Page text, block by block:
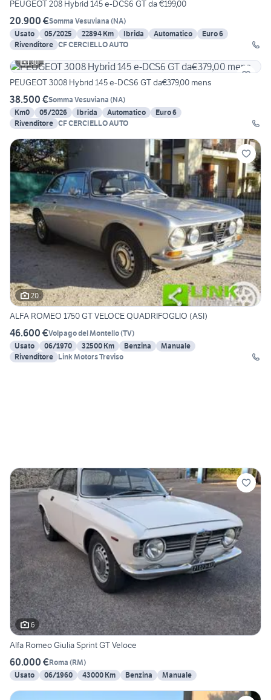
PEUGEOT 208 Hybrid 145 e-DCS6 GT da €199,00
20.900 €Somma Vesuviana (NA)
Usato
05/2025 22894 Km Ibrida Automatico
Euro 6
Rivenditore CF CERCIELLO AUTO
30
PEUGEOT 3008 Hybrid 145 e-DCS6 GT da€379,00 mens
38.500 €Somma Vesuviana (NA)
Km0
05/2026 Ibrida Automatico
Euro 6
Rivenditore CF CERCIELLO AUTO
20
ALFA ROMEO 1750 GT VELOCE QUADRIFOGLIO (ASI)
46.600 €Volpago del Montello(TV)
Usato
06/1970 32500 Km Benzina
Manuale
Rivenditore Link Motors Treviso
6
Alfa Romeo Giulia Sprint GT Veloce
60.000 €Roma (RM)
Usato
06/1960 43000 Km Benzina Manuale